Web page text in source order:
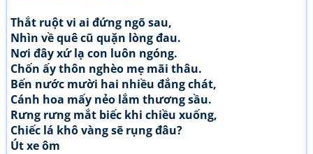
Thắt ruột vi ai đứng ngõ sau,
Nhìn về quê cũ quặn lòng đau.
Nơi đây xứ lạ con luôn ngóng.
Chốn ấy thôn nghèo mẹ mãi thâu.
Bến nước mười hai nhiều đắng chát,
Cánh hoa mấy nẻo lắm thương sầu.
Rưng rưng mắt biếc khi chiều xuống,
Chiếc lá khô vàng sẽ rụng đâu?
Út xe ôm